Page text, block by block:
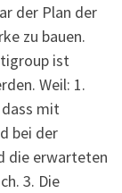
der Plan der
zu bauen.
ist
Weil: 1.
mit
bei der
die erwarteten
3. Die